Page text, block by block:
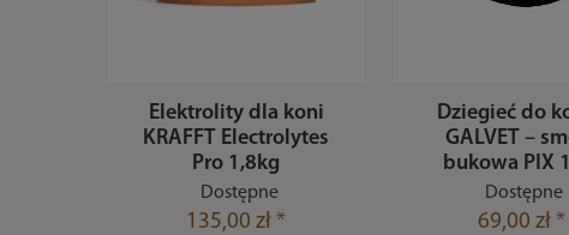
Elektrolity dla koni
KRAFFT Electrolytes
Pro 1,8kg
Dostępne
135,00 zł *
Dziegieć do
GALVET –
bukowa PIX
Dostępne
69,00 zł *